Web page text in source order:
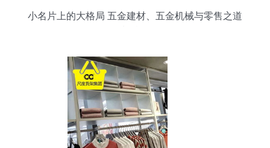
小名片上的大格局 五金建材、五金机械与零售之道